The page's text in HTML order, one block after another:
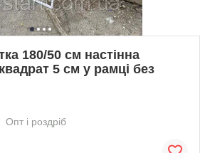
180/50 см настінна
5 см у рамці без
Опт і роздріб